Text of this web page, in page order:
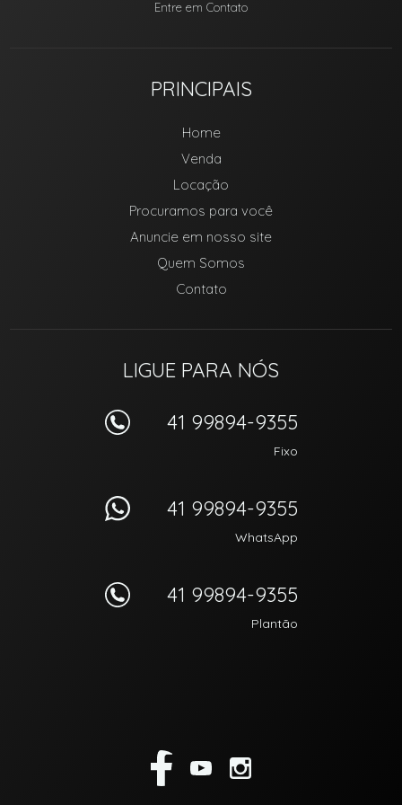
Entre em Contato
PRINCIPAIS
Home
Venda
Locação
Procuramos para você
Anuncie em nosso site
Quem Somos
Contato
LIGUE PARA NÓS
41 99894-9355
Fixo
41 99894-9355
WhatsApp
41 99894-9355
Plantão